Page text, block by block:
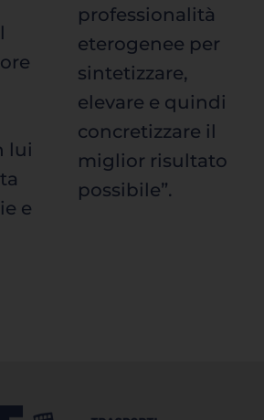
lui
e
professionalità
eterogenee per
sintetizzare,
elevare e quindi
concretizzare il
miglior risultato
possibile”.